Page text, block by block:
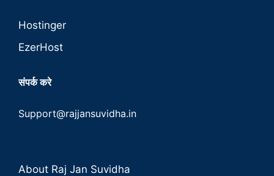
Hostinger
EzerHost
संपर्क करे
Support@rajjansuvidha.in
About Raj Jan Suvidha